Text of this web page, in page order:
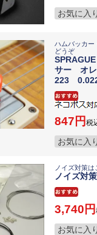
お気に入
ハムバッカー
どうぞ
サー オ
223
847 税
お気に入
ノイズ対策
ノイズ対
3,740
お気に入